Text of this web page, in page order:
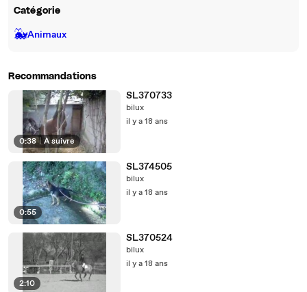
Catégorie
🐳Animaux
Recommandations
0:38 | À suivre
SL370733
bilux
il y a 18 ans
0:55
SL374505
bilux
il y a 18 ans
2:10
SL370524
bilux
il y a 18 ans